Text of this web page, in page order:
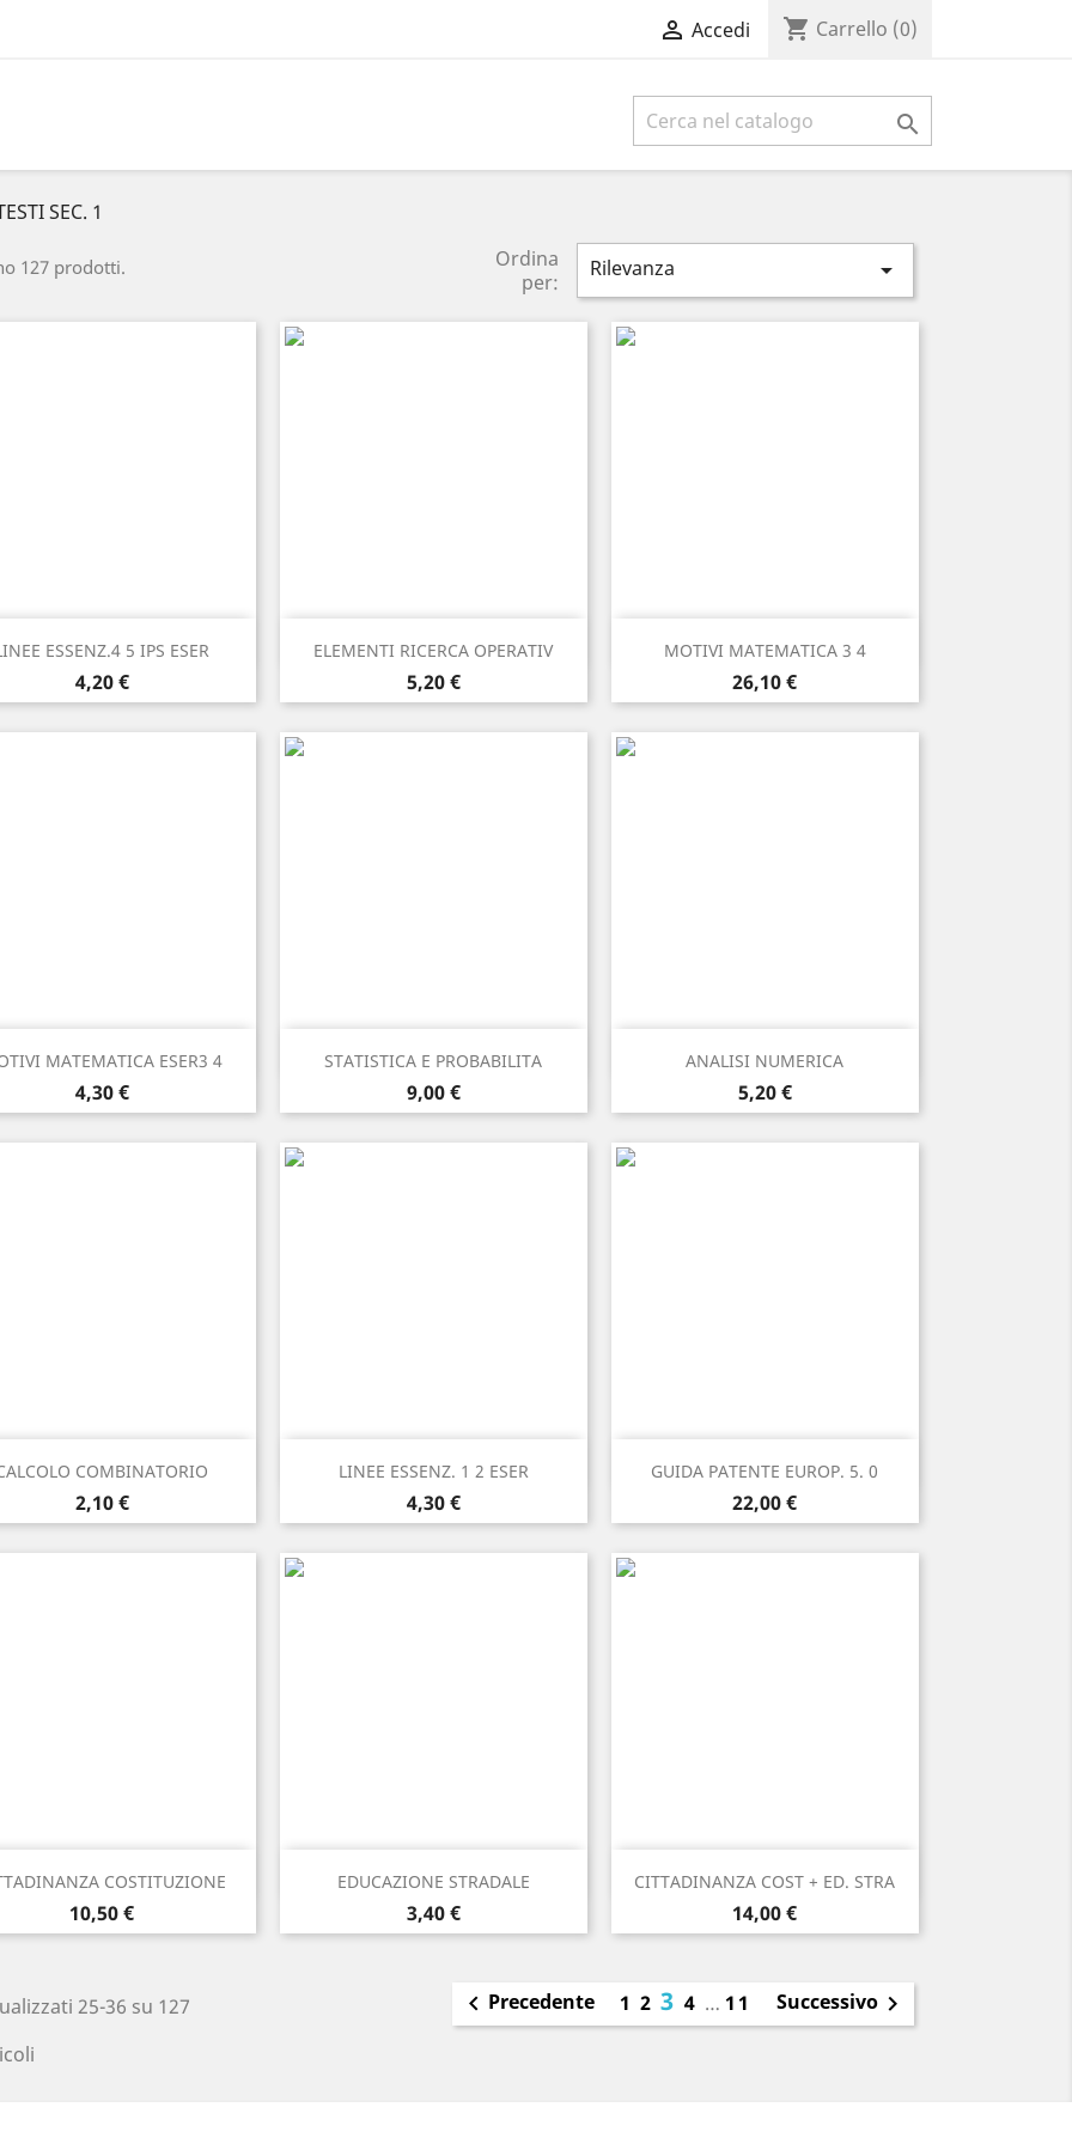
 Accedi shopping_cart Carrello (0)

SEC. 1
127 prodotti.
Ordina
per:
Rilevanza 
ESSENZ.4 5 IPS ESER
Prezzo
4,20 €
Anteprima ELEMENTI RICERCA OPERATIV
Prezzo
5,20 €
 Anteprima MOTIVI MATEMATICA 3 4
Prezzo
26,10 €
 Anteprima
MATEMATICA ESER3 4
Prezzo
4,30 €
Anteprima STATISTICA E PROBABILITA
Prezzo
9,00 €
Anteprima ANALISI NUMERICA
Prezzo
5,20 €
Anteprima
COMBINATORIO
Prezzo
2,10 €
Anteprima LINEE ESSENZ. 1 2 ESER
Prezzo
4,30 €
Anteprima GUIDA PATENTE EUROP. 5. 0
Prezzo
22,00 €
Anteprima
COSTITUZIONE
Prezzo
10,50 €
Anteprima EDUCAZIONE STRADALE
Prezzo
3,40 €
Anteprima CITTADINANZA COST + ED. STRA
Prezzo
14,00 €
Anteprima
25-36 su 127
 Precedente 1 2 3 4 … 11 Successivo